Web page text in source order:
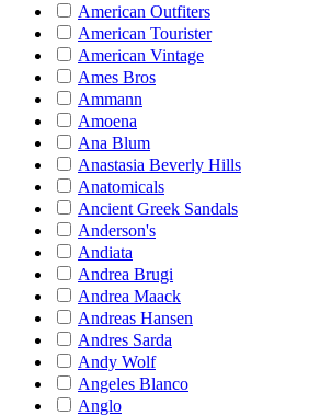
American Outfiters
American Tourister
American Vintage
Ames Bros
Ammann
Amoena
Ana Blum
Anastasia Beverly Hills
Anatomicals
Ancient Greek Sandals
Anderson's
Andiata
Andrea Brugi
Andrea Maack
Andreas Hansen
Andres Sarda
Andy Wolf
Angeles Blanco
Anglo